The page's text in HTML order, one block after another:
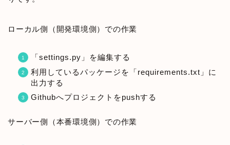
ローカル側（開発環境側）での作業
「settings.py」を編集する
利用しているパッケージを「requirements.txt」に
出力する
Githubへプロジェクトをpushする
サーバー側（本番環境側）での作業